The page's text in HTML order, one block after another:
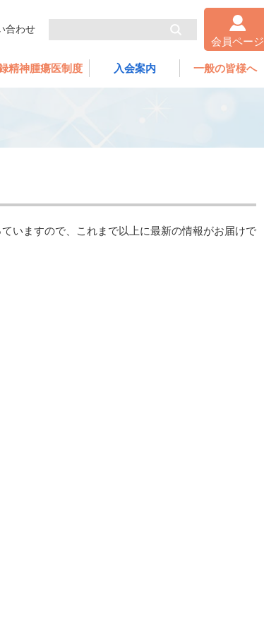
合わせ
会員ページ
精神腫瘍医制度 入会案内 一般の皆様へ
いますので、これまで以上に最新の情報がお届けで